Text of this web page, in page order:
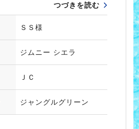
つづきを読む
ＳＳ様
ジムニー シエラ
ＪＣ
ジャングルグリーン